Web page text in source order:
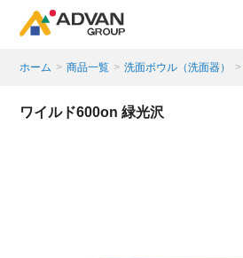
商品ページにある「お気に入り登
ホーム > 商品一覧 > 洗面ボウル（洗面器） >
ワイルド600on 緑光沢